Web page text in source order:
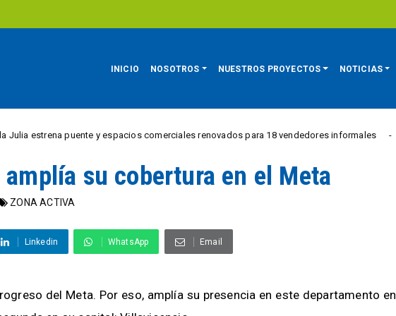
INICIO NOSOTROS NUESTROS PROYECTOS NOTICIAS
puente y espacios comerciales renovados para 18 vendedores informales REGIÓN
su cobertura en el Meta
ZONA ACTIVA
Linkedin WhatsApp Email
del Meta. Por eso, amplía su presencia en este departamento en